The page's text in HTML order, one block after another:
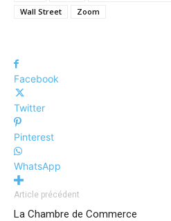
Wall Street Zoom
Facebook
Twitter
Pinterest
WhatsApp
Article précédent
La Chambre de Commerce